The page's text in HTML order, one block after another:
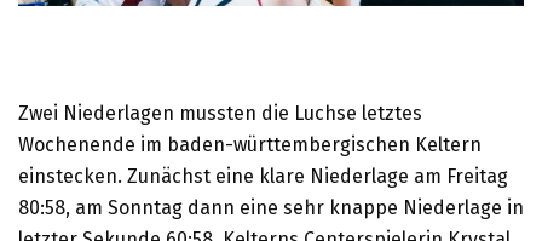
Zwei Niederlagen mussten die Luchse letztes
Wochenende im baden-württembergischen Keltern
einstecken. Zunächst eine klare Niederlage am Freitag
80:58, am Sonntag dann eine sehr knappe Niederlage in